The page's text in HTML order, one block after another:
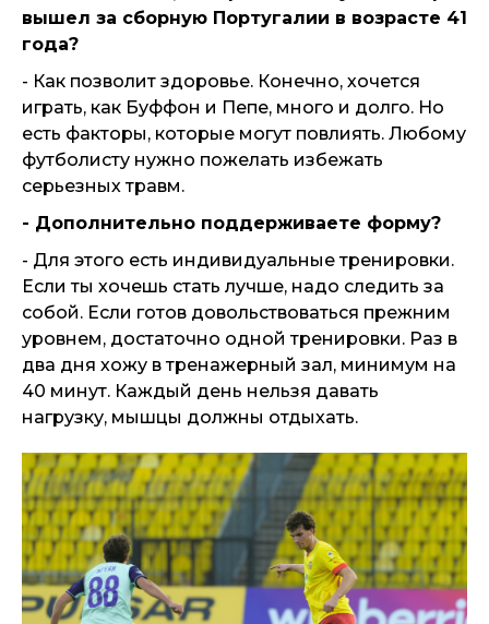
вышел за сборную Португалии в возрасте 41
года?
- Как позволит здоровье. Конечно, хочется
играть, как Буффон и Пепе, много и долго. Но
есть факторы, которые могут повлиять. Любому
футболисту нужно пожелать избежать
серьезных травм.
- Дополнительно поддерживаете форму?
- Для этого есть индивидуальные тренировки.
Если ты хочешь стать лучше, надо следить за
собой. Если готов довольствоваться прежним
уровнем, достаточно одной тренировки. Раз в
два дня хожу в тренажерный зал, минимум на
40 минут. Каждый день нельзя давать
нагрузку, мышцы должны отдыхать.